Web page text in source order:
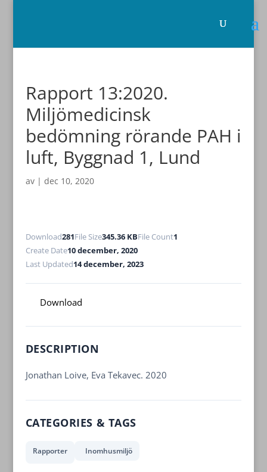
Rapport 13:2020.
Miljömedicinsk
bedömning rörande PAH i
luft, Byggnad 1, Lund
av | dec 10, 2020
Download281File Size345.36 KBFile Count1
Create Date10 december, 2020
Last Updated14 december, 2023
Download
DESCRIPTION
Jonathan Loive, Eva Tekavec. 2020
CATEGORIES & TAGS
Rapporter Inomhusmiljö